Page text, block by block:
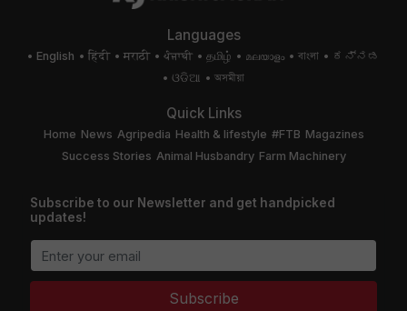
Languages
English हिंदी मराठी ਪੰਜਾਬੀ தமிழ் മലയാളം বাংলা
ಕನ್ನಡ
ଓଡିଆ
অসমীয়া
Quick Links
Home News Agripedia Health & lifestyle #FTB Magazines
Success Stories Animal Husbandry Farm Machinery
Subscribe to our Newsletter and get handpicked
updates!
Subscribe